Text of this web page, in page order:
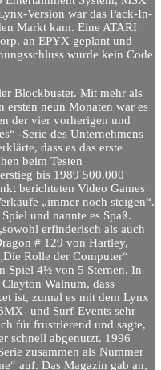
Version war das Pack-In-
Markt kam. Eine ATARI
an EPYX geplant und
wurde kein Code
Blockbuster. Mit mehr als
neun Monaten war es
der vier vorherigen und
-Serie des Unternehmens
dass es das erste
beim Testen
bis 1989 500.000
berichteten Video Games
„immer noch steigen“.
und nannte es Spaß.
erfinderisch als auch
# 129 von Hartley,
Rolle der Computer“
Spiel 4½ von 5 Sternen. In
Walnum, dass
ist, zumal es mit dem Lynx
und Surf-Events sehr
für frustrierend und sagte,
schnell abgenutzt. 1996
zusammen als Nummer
auf. Das Magazin gab an,